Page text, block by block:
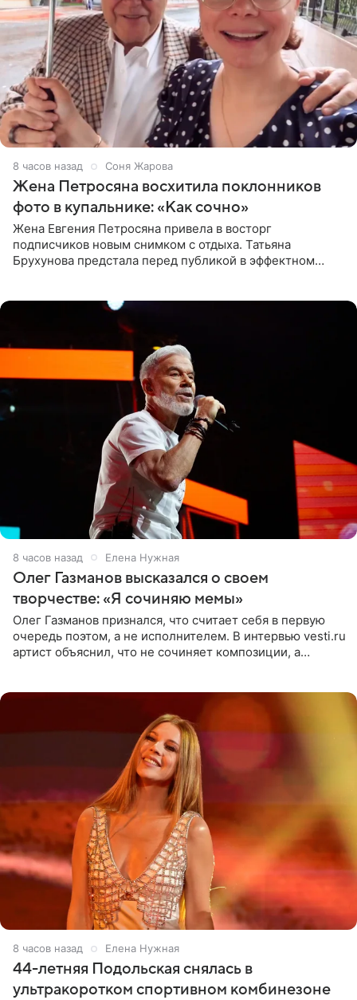
8 часов назад Соня Жарова
Жена Петросяна восхитила поклонников
фото в купальнике: «Как сочно»
Жена Евгения Петросяна привела в восторг
подписчиков новым снимком с отдыха. Татьяна
Брухунова предстала перед публикой в эффектном
8 часов назад Елена Нужная
Олег Газманов высказался о своем
творчестве: «Я сочиняю мемы»
Олег Газманов признался, что считает себя в первую
очередь поэтом, а не исполнителем. В интервью vesti.ru
артист объяснил, что не сочиняет композиции, а
8 часов назад Елена Нужная
44-летняя Подольская снялась в
ультракоротком спортивном комбинезоне